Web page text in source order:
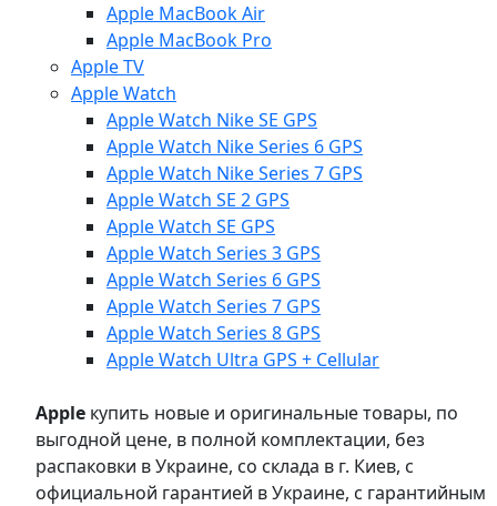
Apple MacBook Air
Apple MacBook Pro
Apple TV
Apple Watch
Apple Watch Nike SE GPS
Apple Watch Nike Series 6 GPS
Apple Watch Nike Series 7 GPS
Apple Watch SE 2 GPS
Apple Watch SE GPS
Apple Watch Series 3 GPS
Apple Watch Series 6 GPS
Apple Watch Series 7 GPS
Apple Watch Series 8 GPS
Apple Watch Ultra GPS + Cellular
Apple купить новые и оригинальные товары, по
выгодной цене, в полной комплектации, без
распаковки в Украине, со склада в г. Киев, с
официальной гарантией в Украине, с гарантийным